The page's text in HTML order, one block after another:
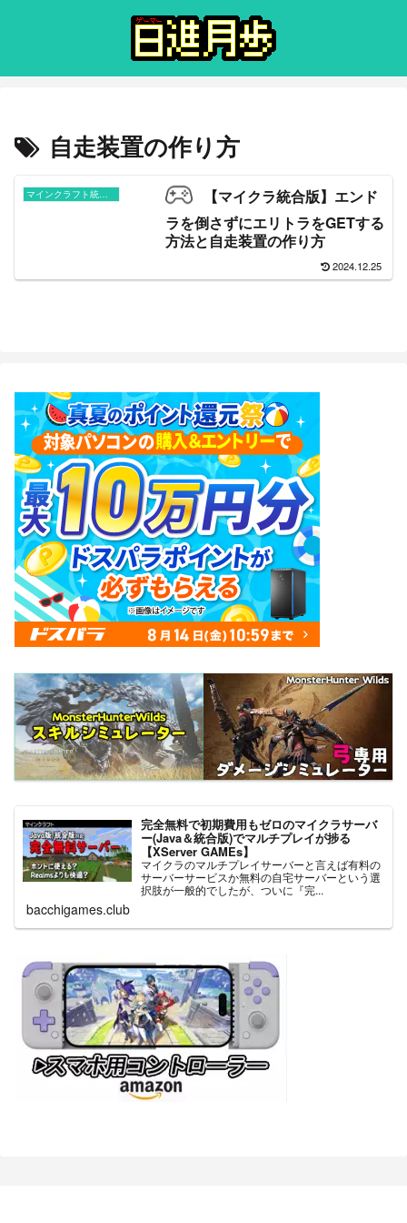
自走装置の作り方
【マイクラ統合版】エンド
ラを倒さずにエリトラをGETする
方法と自走装置の作り方
2024.12.25
完全無料で初期費用もゼロのマイクラサーバ
ー(Java＆統合版)でマルチプレイが捗る
【XServer GAMEs】
マイクラのマルチプレイサーバーと言えば有料の
サーバーサービスか無料の自宅サーバーという選
択肢が一般的でしたが、ついに『完...
bacchigames.club